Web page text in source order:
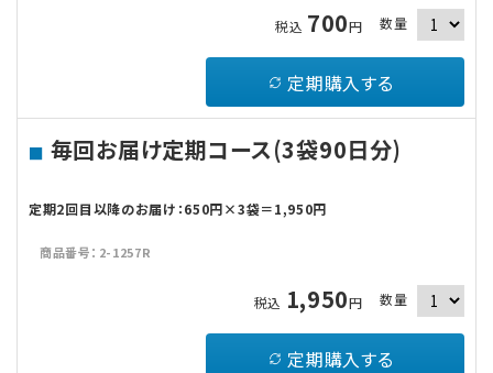
税込 700円 数量
定期購入する
毎回お届け定期コース(3袋90日分)
定期2回目以降のお届け：650円×3袋＝1,950円
商品番号：2-1257R
税込 1,950円 数量
定期購入する